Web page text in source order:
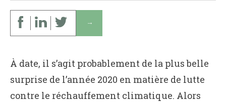
↓
À date, il s’agit probablement de la plus belle
surprise de l’année 2020 en matière de lutte
contre le réchauffement climatique. Alors